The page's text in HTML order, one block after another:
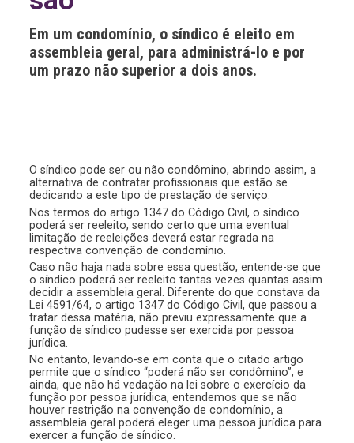
:Em um condomínio, o síndico é eleito em
assembleia geral, para administrá-lo e por
um prazo não superior a dois anos.
O síndico pode ser ou não condômino, abrindo assim, a
alternativa de contratar profissionais que estão se
dedicando a este tipo de prestação de serviço.
Nos termos do artigo 1347 do Código Civil, o síndico
poderá ser reeleito, sendo certo que uma eventual
limitação de reeleições deverá estar regrada na
respectiva convenção de condomínio.
Caso não haja nada sobre essa questão, entende-se que
o síndico poderá ser reeleito tantas vezes quantas assim
decidir a assembleia geral. Diferente do que constava da
Lei 4591/64, o artigo 1347 do Código Civil, que passou a
tratar dessa matéria, não previu expressamente que a
função de síndico pudesse ser exercida por pessoa
jurídica.
No entanto, levando-se em conta que o citado artigo
permite que o síndico “poderá não ser condômino”, e
ainda, que não há vedação na lei sobre o exercício da
função por pessoa jurídica, entendemos que se não
houver restrição na convenção de condomínio, a
assembleia geral poderá eleger uma pessoa jurídica para
exercer a função de síndico.